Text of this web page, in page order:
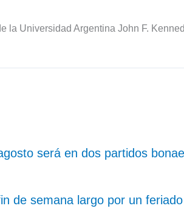
la Universidad Argentina John F.
será en dos partidos
de semana largo por un feriado